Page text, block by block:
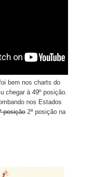
bem nos charts do
chegar à 49º posição.
nos Estados
posição 2ª posição na